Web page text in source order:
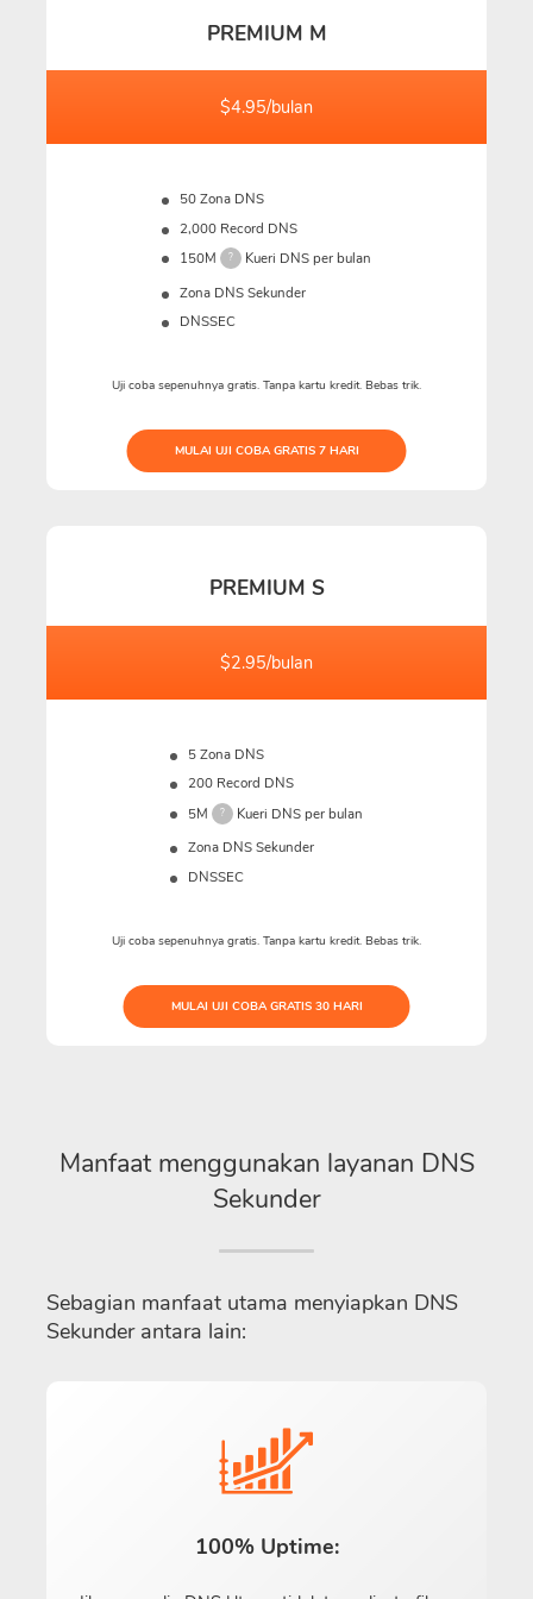
PREMIUM M
$4.95/bulan
50 Zona DNS
2,000 Record DNS
150M
?
Kueri DNS per bulan
Zona DNS Sekunder
DNSSEC
Uji coba sepenuhnya gratis. Tanpa kartu kredit. Bebas trik.
MULAI UJI COBA GRATIS 7 HARI
PREMIUM S
$2.95/bulan
5 Zona DNS
200 Record DNS
5M
?
Kueri DNS per bulan
Zona DNS Sekunder
DNSSEC
Uji coba sepenuhnya gratis. Tanpa kartu kredit. Bebas trik.
MULAI UJI COBA GRATIS 30 HARI
Manfaat menggunakan layanan DNS
Sekunder
Sebagian manfaat utama menyiapkan DNS
Sekunder antara lain:
100% Uptime: